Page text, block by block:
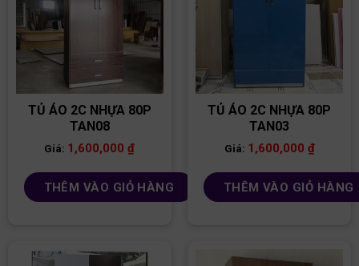
TỦ ÁO 2C NHỰA 80P
TAN08
Giá: 1,600,000₫
THÊM VÀO GIỎ HÀNG
TỦ ÁO 2C NHỰA 80P
TAN03
Giá: 1,600,000 ₫
THÊM VÀO GIỎ HÀNG